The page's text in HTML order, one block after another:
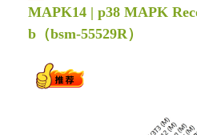
MAPK14 | p38 MAPK
b （bsm-55529R）